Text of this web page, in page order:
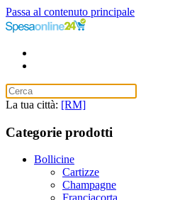
Passa al contenuto principale
La tua città: [RM]
Categorie prodotti
Bollicine
Cartizze
Champagne